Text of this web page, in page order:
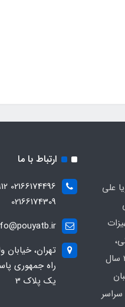
علی
بیمارستانی و کلینیکی با بیش از 20 سال
ارتباط با ما
02166174309
تهران، خیابان
راه جمهوری
یک پلاک 3